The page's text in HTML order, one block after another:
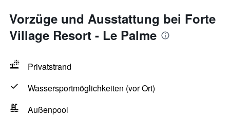
Vorzüge und Ausstattung bei Forte
Village Resort - Le Palme
Privatstrand
Wassersportmöglichkeiten (vor Ort)
Außenpool